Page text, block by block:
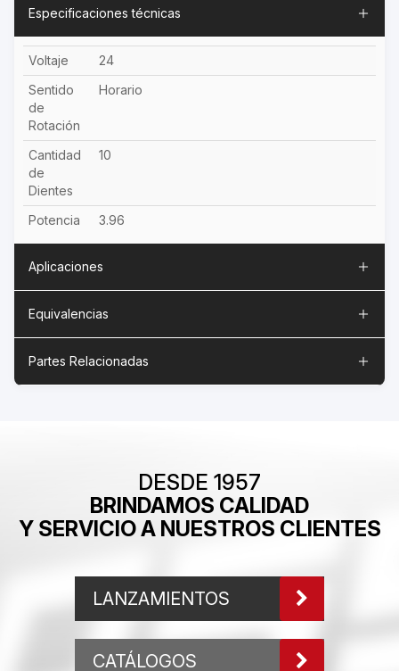
Especificaciones técnicas
Voltaje
24
Sentido
de
Rotación
Horario
Cantidad
de
Dientes
10
Potencia 3.96
Aplicaciones
Equivalencias
Partes Relacionadas
DESDE 1957
BRINDAMOS CALIDAD
Y SERVICIO A NUESTROS CLIENTES
LANZAMIENTOS
CATÁLOGOS